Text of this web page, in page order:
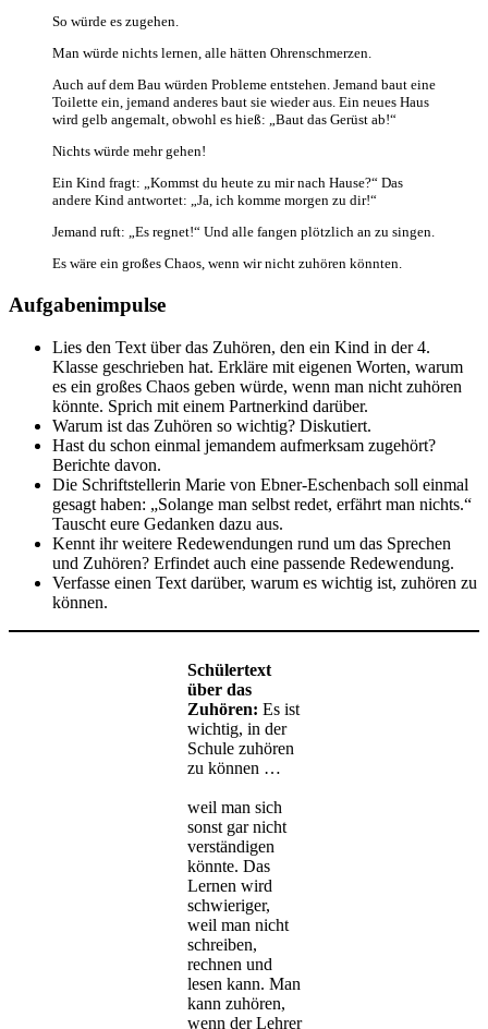
So würde es zugehen.
Man würde nichts lernen, alle hätten Ohrenschmerzen.
Auch auf dem Bau würden Probleme entstehen. Jemand baut eine
Toilette ein, jemand anderes baut sie wieder aus. Ein neues Haus
wird gelb angemalt, obwohl es hieß: „Baut das Gerüst ab!“
Nichts würde mehr gehen!
Ein Kind fragt: „Kommst du heute zu mir nach Hause?“ Das
andere Kind antwortet: „Ja, ich komme morgen zu dir!“
Jemand ruft: „Es regnet!“ Und alle fangen plötzlich an zu singen.
Es wäre ein großes Chaos, wenn wir nicht zuhören könnten.
Aufgabenimpulse
Lies den Text über das Zuhören, den ein Kind in der 4.
Klasse geschrieben hat. Erkläre mit eigenen Worten, warum
es ein großes Chaos geben würde, wenn man nicht zuhören
könnte. Sprich mit einem Partnerkind darüber.
Warum ist das Zuhören so wichtig? Diskutiert.
Hast du schon einmal jemandem aufmerksam zugehört?
Berichte davon.
Die Schriftstellerin Marie von Ebner-Eschenbach soll einmal
gesagt haben: „Solange man selbst redet, erfährt man nichts.“
Tauscht eure Gedanken dazu aus.
Kennt ihr weitere Redewendungen rund um das Sprechen
und Zuhören? Erfindet auch eine passende Redewendung.
Verfasse einen Text darüber, warum es wichtig ist, zuhören zu
können.
Schülertext
über das
Zuhören: Es ist
wichtig, in der
Schule zuhören
zu können …
weil man sich
sonst gar nicht
verständigen
könnte. Das
Lernen wird
schwieriger,
weil man nicht
schreiben,
rechnen und
lesen kann. Man
kann zuhören,
wenn der Lehrer